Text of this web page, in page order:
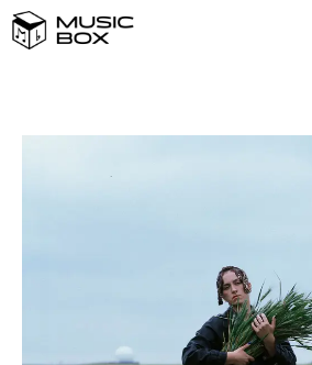
STRANA GLAZBA